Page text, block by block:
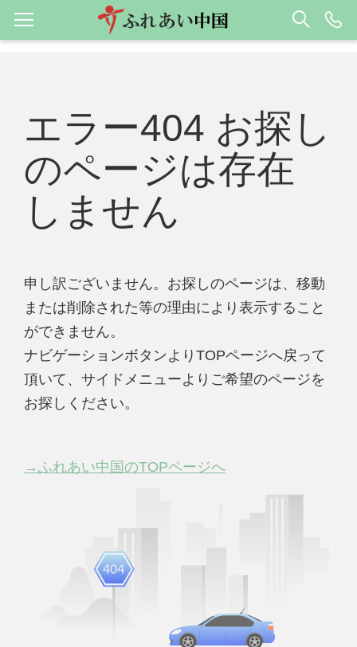
エラー404 お探し
のページは存在
しません
申し訳ございません。お探しのページは、移動
または削除された等の理由により表示すること
ができません。
ナビゲーションボタンよりTOPページへ戻って
頂いて、サイドメニューよりご希望のページを
お探しください。
→ふれあい中国のTOPページへ